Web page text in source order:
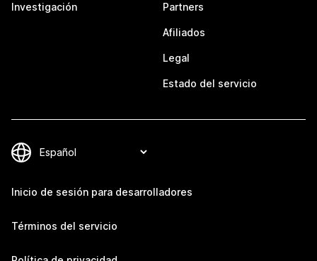
Investigación Partners
Afiliados
Legal
Estado del servicio
Inicio de sesión para desarrolladores
Términos del servicio